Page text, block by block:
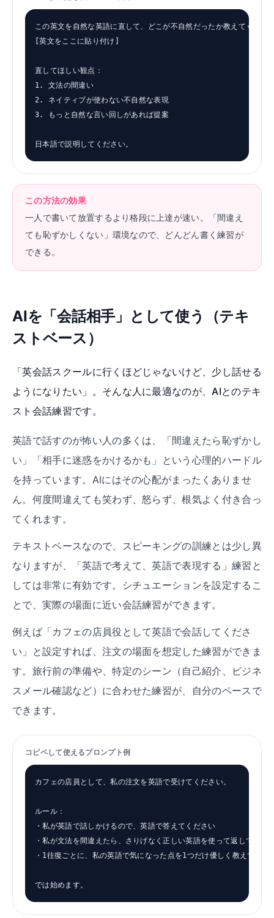
この英文を自然な英語に直して、どこが不自然だったか教えてくださ
[英文をここに貼り付け]
直してほしい観点：
1. 文法の間違い
2. ネイティブが使わない不自然な表現
3. もっと自然な言い回しがあれば提案
日本語で説明してください。
この方法の効果
一人で書いて放置するより格段に上達が速い。「間違え
ても恥ずかしくない」環境なので、どんどん書く練習が
できる。
AIを「会話相手」として使う（テキ
ストベース）
「英会話スクールに行くほどじゃないけど、少し話せる
ようになりたい」。そんな人に最適なのが、AIとのテキ
スト会話練習です。
英語で話すのが怖い人の多くは、「間違えたら恥ずかし
い」「相手に迷惑をかけるかも」という心理的ハードル
を持っています。AIにはその心配がまったくありませ
ん。何度間違えても笑わず、怒らず、根気よく付き合っ
てくれます。
テキストベースなので、スピーキングの訓練とは少し異
なりますが、「英語で考えて、英語で表現する」練習と
しては非常に有効です。シチュエーションを設定するこ
とで、実際の場面に近い会話練習ができます。
例えば「カフェの店員役として英語で会話してくださ
い」と設定すれば、注文の場面を想定した練習ができま
す。旅行前の準備や、特定のシーン（自己紹介、ビジネ
スメール確認など）に合わせた練習が、自分のペースで
できます。
コピペして使えるプロンプト例
カフェの店員として、私の注文を英語で受けてください。
ルール：
・私が英語で話しかけるので、英語で答えてください
・私が文法を間違えたら、さりげなく正しい英語を使って返してくだ
・1往復ごとに、私の英語で気になった点を1つだけ優しく教えてくだ
では始めます。